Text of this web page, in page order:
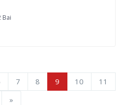
Bai
7 8 9 10
11
»